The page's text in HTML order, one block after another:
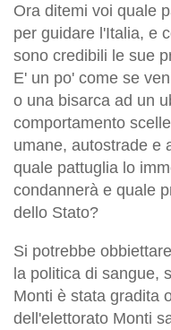
Ora ditemi voi quale
per guidare l'Italia, e
sono credibili le sue
E' un po' come se
o una bisarca ad un
comportamento
umane, autostrade e
quale pattuglia lo
condannerà e quale
dello Stato?
Si potrebbe
la politica di sangue,
Monti è stata gradita
dell'elettorato Monti